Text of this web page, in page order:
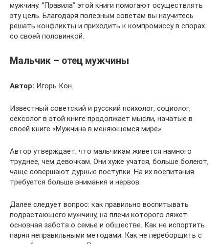
мужчину. “Правила” этой книги помогают осуществлять
эту цель. Благодаря полезным советам вы научитесь
решать конфликты и приходить к компромиссу в спорах
со своей половинкой.
Мальчик – отец мужчины
Автор: Игорь Кон.
Известный советский и русский психолог, социолог,
сексолог в этой книге продолжает мысли, начатые в
своей книге «Мужчина в меняющемся мире».
Автор утверждает, что мальчикам живется намного
труднее, чем девочкам. Они хуже учатся, больше болеют,
чаще совершают дурные поступки. На их воспитания
требуется больше внимания и нервов.
Далее следует вопрос: как правильно воспитывать
подрастающего мужчину, на плечи которого ляжет
основная забота о семье и обществе. Как не испортить
парня неправильными методами. Как не переборщить с